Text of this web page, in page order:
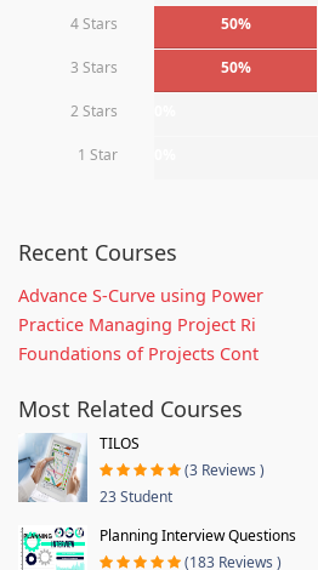
4 Stars 50%
3 Stars 50%
2 Stars
1 Star
Recent Courses
Advance S-Curve using Power
Practice Managing Project Ri
Foundations of Projects Cont
Most Related Courses
TILOS
(3 Reviews )
23 Student
Planning Interview Questions
(183 Reviews )